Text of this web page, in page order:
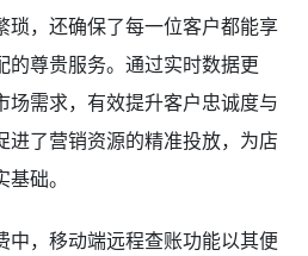
琐，还确保了每一位客户都能享
的尊贵服务。通过实时数据更
场需求，有效提升客户忠诚度与
进了营销资源的精准投放，为店
础。
中，移动端远程查账功能以其便